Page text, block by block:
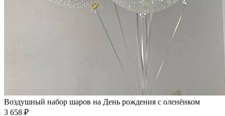
Воздушный набор шаров на День рождения с оленёнком
3 658 ₽